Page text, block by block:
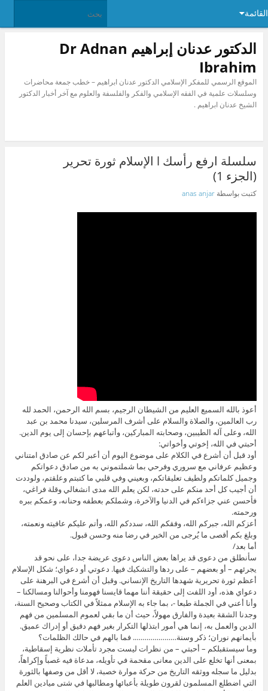
القائمة
الدكتور عدنان إبراهيم Dr Adnan
Ibrahim
الموقع الرسمي للمفكر الإسلامي الدكتور عدنان ابراهيم – خطب جمعة محاضرات
وسلسلات علمية في الفقه الإسلامي والفكر والفلسفة والعلوم مع آخر أخبار الدكتور
الشيخ عدنان ابراهيم .
سلسلة ارفع رأسك l الإسلام ثورة تحرير
(الجزء 1)
كتبت بواسطة anas anjar
أعوذ بالله السميع العليم من الشيطان الرجيم، بسم الله الرحمن، الحمد لله
رب العالمين، والصلاة والسلام على أشرف المرسلين، سيدنا محمد بن عبد
الله، وعلى آله الطيبين، وصحابته المباركين، وأتباعهم بإحسان إلى يوم الدين.
أحبتي في الله، إخوتي وأخواتي:
أود قبل أن أشرع في الكلام على موضوع اليوم أن أعبر لكم عن صادق امتناني
وعظيم عرفاني مع سروري وفرحي بما شملتموني به من صادق دعواتكم
وجميل كلماتكم ولطيف تعليقاتكم، وبعيني وفي قلبي ما كتبتم وعلقتم، ولوددت
أن أجيب كل أحد منكم على حدته، لكن يعلم الله مدى انشغالي وقلة فراغي،
فأحسن عني جزاءكم في الدنيا والآخرة، وشملكم بعطفه وحنانه، وعمكم ببره
ورحمته.
أعزكم الله، جبركم الله، وفقكم الله، سددكم الله، وأتم عليكم عافيته ونعمته،
وبلغ بكم أقصى ما يُرجى من الخير في رضا منه وحسن قبول.
أما بعد/
سأنطلق من دعوى قد يراها بعض الناس دعوى عريضة جدا، على نحو قد
يجرئهم – أو بعضهم – على ردها والتشكيك فيها. دعوتي أو دعواي؛ شكل الإسلام
أعظم ثورة تحريرية شهدها التاريخ الإنساني. وقبل أن أشرع في البرهنة على
دعواي هذه، أود اللفت إلى حقيقة أننا مهما قايسنا فهومنا وأحوالنا ومسالكنا –
وأنا أعني في الجملة طبعا -، بما جاء به الإسلام ممثلاً في الكتاب وصحيح السنة،
وجدنا الشقة بعيدة والفارق مهولاً، حيث أن ما بقي لعموم المسلمين من فهم
الدين والعمل به، إنما هي أمور ابتذلها التكرار بغير فهم دقيق أو إدراك عميق.
بأيمانهم نوران؛ ذكر وسنة…………………. فما بالهم في حالك الظلمات؟
وما سيستقبلكم – أحبتي – من نظرات ليست مجرد تأملات نظرية إسقاطية،
بمعنى أنها تخلع على الدين معانى مقحمة في تأويله، مدعاة فيه غصباً وإكراهاً،
بدليل ما سجله ووثقه التاريخ من حركة موارة خصبة، لا أقل من وصفها بالثورة
التي اضطلع المسلمون لقرون طويلة بأعبائها ومطالبها في شتى ميادين العلم